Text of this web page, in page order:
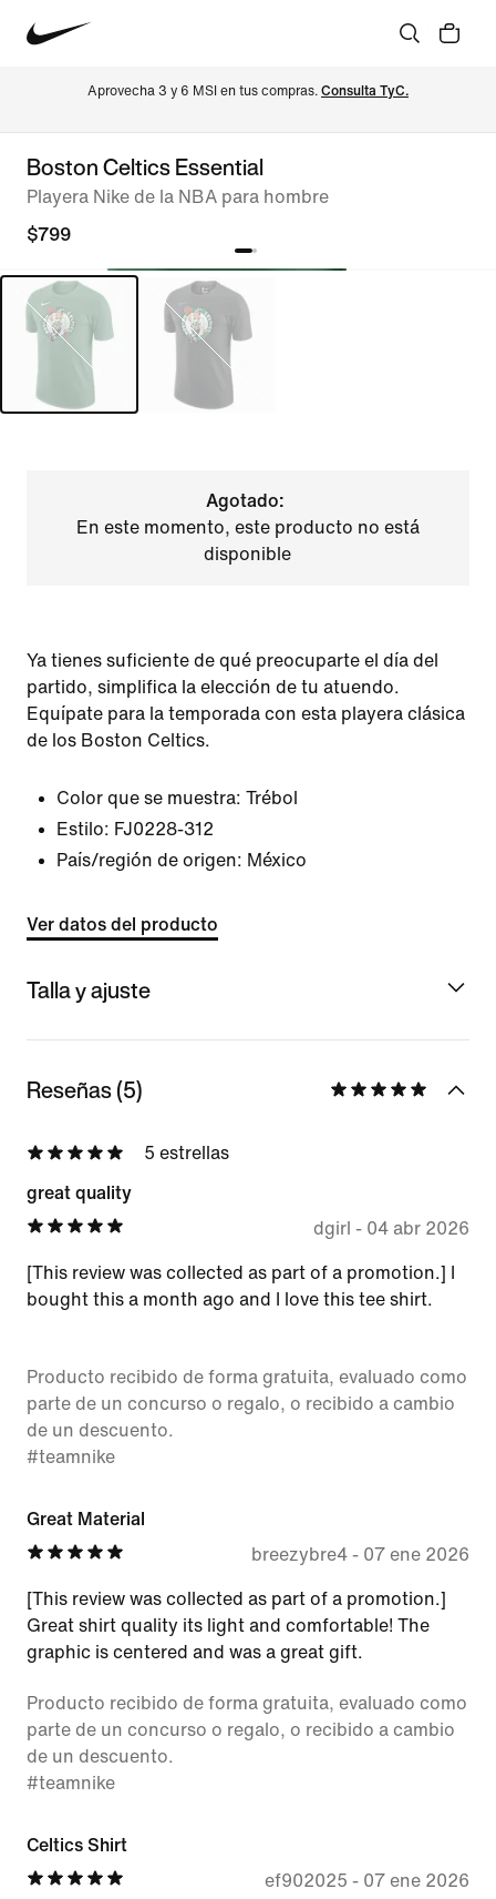
Aprovecha 3 y 6 MSI en tus compras. Consulta TyC.
Boston Celtics Essential
Playera Nike de la NBA para hombre
$799
Agotado:
En este momento, este producto no está
disponible
Ya tienes suficiente de qué preocuparte el día del
partido, simplifica la elección de tu atuendo.
Equípate para la temporada con esta playera clásica
de los Boston Celtics.
Color que se muestra: Trébol
Estilo: FJ0228-312
País/región de origen: México
Ver datos del producto
Talla y ajuste
Reseñas (5)
5 estrellas
great quality
dgirl - 04 abr 2026
[This review was collected as part of a promotion.] I
bought this a month ago and I love this tee shirt.
Producto recibido de forma gratuita, evaluado como
parte de un concurso o regalo, o recibido a cambio
de un descuento.
#teamnike
Great Material
breezybre4- 07 ene 2026
[This review was collected as part of a promotion.]
Great shirt quality its light and comfortable! The
graphic is centered and was a great gift.
Producto recibido de forma gratuita, evaluado como
parte de un concurso o regalo, o recibido a cambio
de un descuento.
#teamnike
Celtics Shirt
ef902025 - 07 ene 2026